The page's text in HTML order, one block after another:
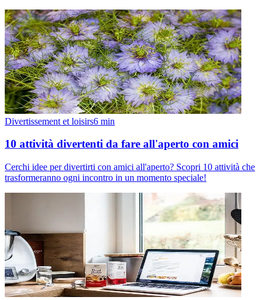
Divertissement et loisirs6 min
10 attività divertenti da fare all'aperto con amici
Cerchi idee per divertirti con amici all'aperto? Scopri 10 attività che
trasformeranno ogni incontro in un momento speciale!